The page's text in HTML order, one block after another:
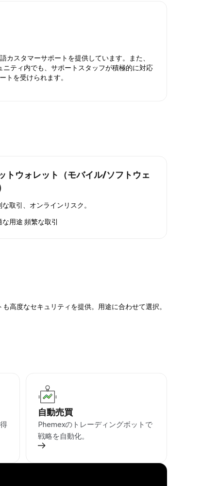
カスタマーサポートを提供しています。また、
ティ内でも、サポートスタッフが積極的に対応
トを受けられます。
トウォレット（モバイル/ソフトウェ
な取引、オンラインリスク。
な用途 頻繁な取引
高度なセキュリティを提供。用途に合わせて選択。
自動売買
Phemexのトレーディングボットで
戦略を自動化。